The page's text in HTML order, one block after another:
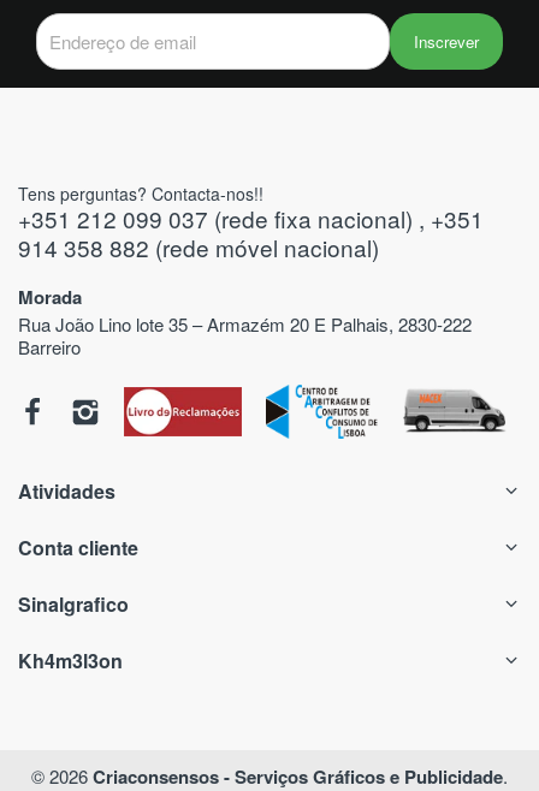
Inscrever
Tens perguntas? Contacta-nos!!
+351 212 099 037 (rede fixa nacional) , +351
914 358 882 (rede móvel nacional)
Morada
Rua João Lino lote 35 – Armazém 20 E Palhais, 2830-222
Barreiro
Atividades
Conta cliente
Sinalgrafico
Kh4m3l3on
© 2026Criaconsensos - Serviços Gráficos e Publicidade.